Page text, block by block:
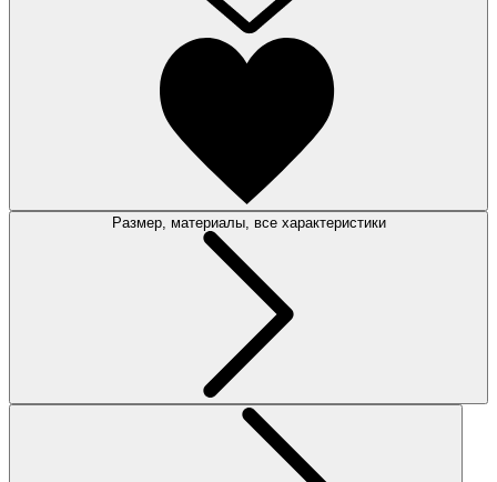
Размер, материалы, все характеристики